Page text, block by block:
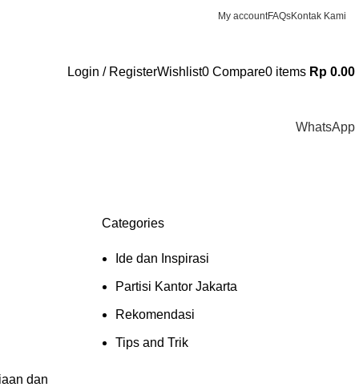
My accountFAQsKontak Kami
Login / RegisterWishlist0 Compare0 items Rp 0.00
WhatsApp
dan
Categories
Ide dan Inspirasi
Partisi Kantor Jakarta
Rekomendasi
Tips and Trik